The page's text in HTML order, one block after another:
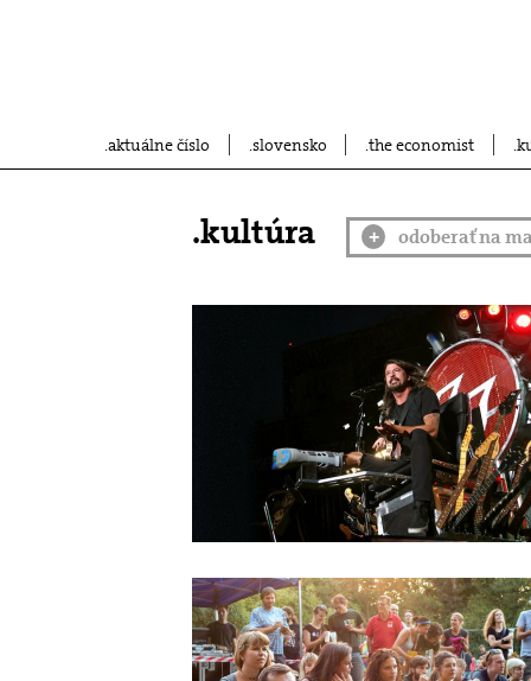
aktuálne číslo slovensko the economist
.kultúra + odoberať na